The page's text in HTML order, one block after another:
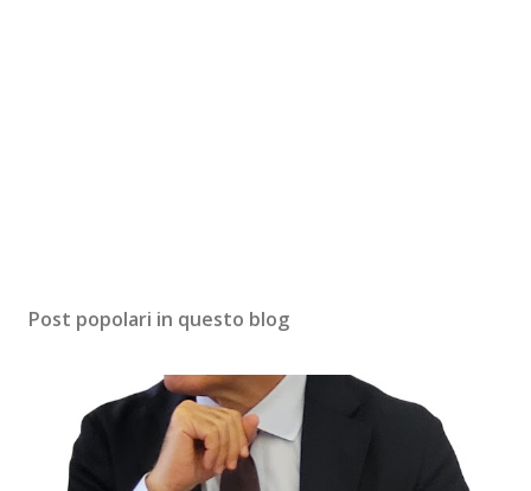
Post popolari in questo blog